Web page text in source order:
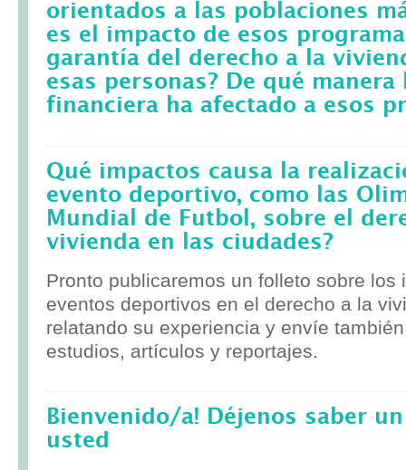
orientados a las poblaciones
es el impacto de esos
garantía del derecho a la
esas personas? De qué
financiera ha afectado a esos
Qué impactos causa la
evento deportivo, como las
Mundial de Futbol, sobre el
vivienda en las ciudades?
Pronto publicaremos un folleto sobre los
eventos deportivos en el derecho a la
relatando su experiencia y envíe
estudios, artículos y reportajes.
Bienvenido/a! Déjenos saber
usted